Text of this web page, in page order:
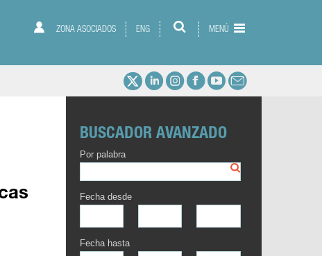
ZONA ASOCIADOS ENG MENÚ
BUSCADOR AVANZADO
Por palabra
Fecha desde
Fecha hasta